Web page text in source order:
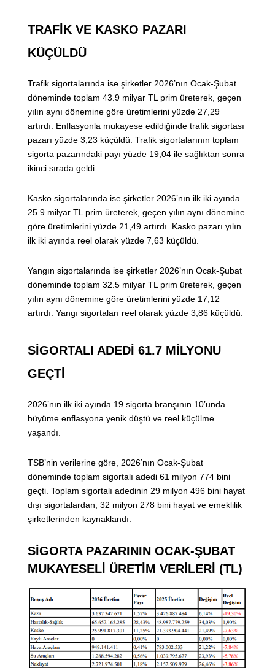
TRAFİK VE KASKO PAZARI
KÜÇÜLDÜ
Trafik sigortalarında ise şirketler 2026’nın Ocak-Şubat
döneminde toplam 43.9 milyar TL prim üreterek, geçen
yılın aynı dönemine göre üretimlerini yüzde 27,29
artırdı. Enflasyonla mukayese edildiğinde trafik sigortası
pazarı yüzde 3,23 küçüldü. Trafik sigortalarının toplam
sigorta pazarındaki payı yüzde 19,04 ile sağlıktan sonra
ikinci sırada geldi.
Kasko sigortalarında ise şirketler 2026’nın ilk iki ayında
25.9 milyar TL prim üreterek, geçen yılın aynı dönemine
göre üretimlerini yüzde 21,49 artırdı. Kasko pazarı yılın
ilk iki ayında reel olarak yüzde 7,63 küçüldü.
Yangın sigortalarında ise şirketler 2026’nın Ocak-Şubat
döneminde toplam 32.5 milyar TL prim üreterek, geçen
yılın aynı dönemine göre üretimlerini yüzde 17,12
artırdı. Yangı sigortaları reel olarak yüzde 3,86 küçüldü.
SİGORTALI ADEDİ 61.7 MİLYONU
GEÇTİ
2026’nın ilk iki ayında 19 sigorta branşının 10’unda
büyüme enflasyona yenik düştü ve reel küçülme
yaşandı.
TSB’nin verilerine göre, 2026’nın Ocak-Şubat
döneminde toplam sigortalı adedi 61 milyon 774 bini
geçti. Toplam sigortalı adedinin 29 milyon 496 bini hayat
dışı sigortalardan, 32 milyon 278 bini hayat ve emeklilik
şirketlerinden kaynaklandı.
SİGORTA PAZARININ OCAK-ŞUBAT
MUKAYESELİ ÜRETİM VERİLERİ (TL)